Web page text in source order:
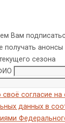
Вам
получать
сезона
согласие на
данных в